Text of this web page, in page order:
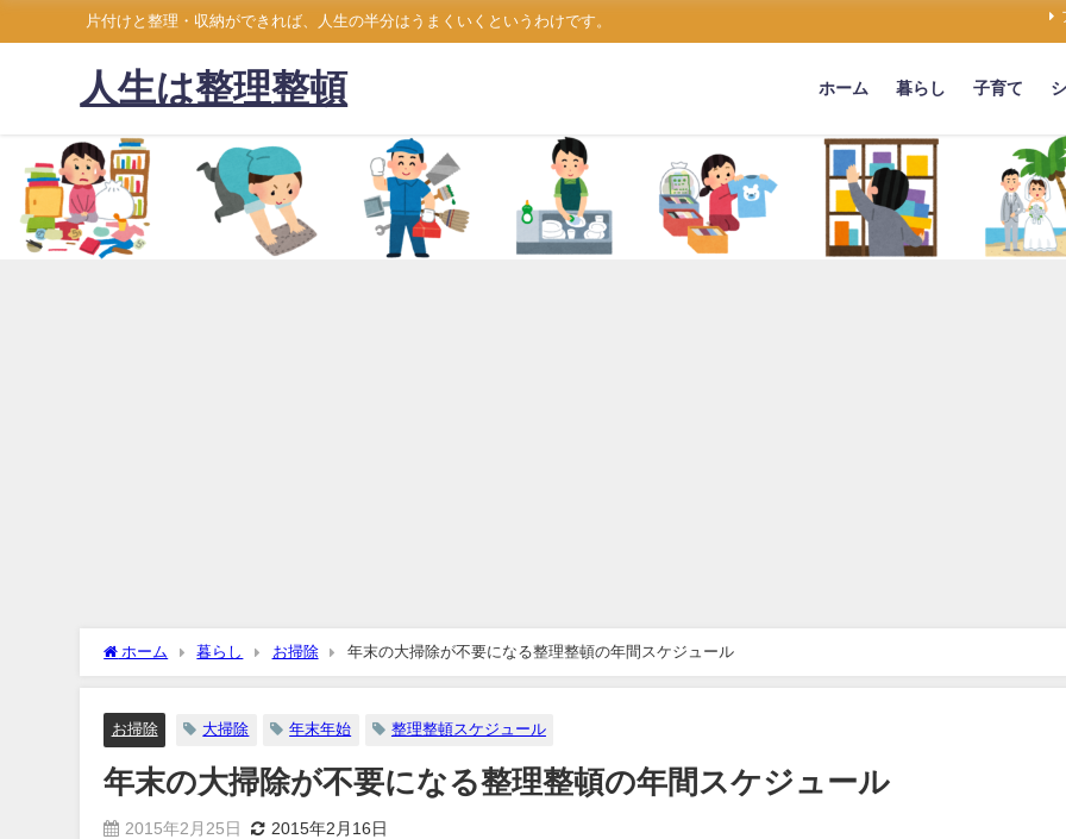
片付けと整理・収納ができれば、人生の半分はうまくいくというわけです。
人生は整理整頓 ホーム 暮らし 子育て
ホーム 暮らし お掃除 年末の大掃除が不要になる整理整頓の年間スケジュール
お掃除 大掃除 年末年始 整理整頓スケジュール
年末の大掃除が不要になる整理整頓の年間スケジュール
2015年2月25日 2015年2月16日